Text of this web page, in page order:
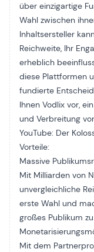
über einzigartige
Wahl zwischen
Inhaltsersteller
Reichweite, Ihr
erheblich
diese Plattformen
fundierte
Ihnen Vodlix vor,
und Verbreitung
YouTube: Der
Vorteile:
Massive
Mit Milliarden von
unvergleichliche
erste Wahl und
großes Publikum
Mit dem